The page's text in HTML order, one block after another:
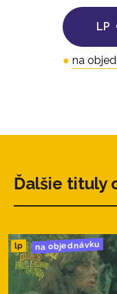
LP
● na
Ďalšie tituly
lp na objednávku